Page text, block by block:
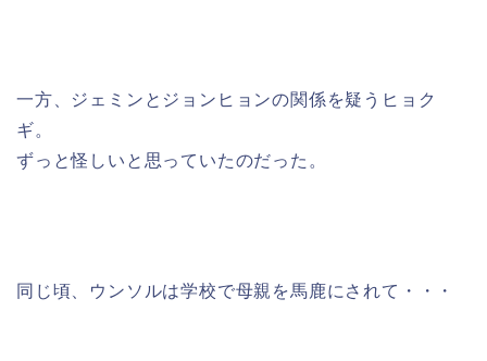
一方、ジェミンとジョンヒョンの関係を疑うヒョク
ギ。
ずっと怪しいと思っていたのだった。
同じ頃、ウンソルは学校で母親を馬鹿にされて・・・